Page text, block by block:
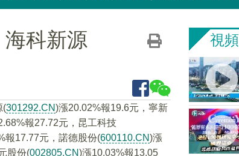
海科新源
(301292.CN)漲20.02%報19.6元，寧新
報27.72元，昆工科技
報17.77元，諾德股份(600110.CN)漲
股份(002805.CN)漲10.03%報13.05
視頻